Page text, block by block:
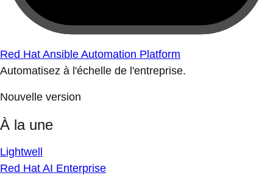
Red Hat Ansible Automation Platform
Automatisez à l'échelle de l'entreprise.
Nouvelle version
À la une
Lightwell
Red Hat AI Enterprise